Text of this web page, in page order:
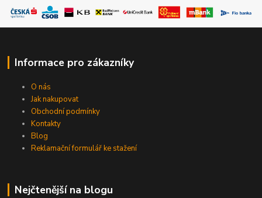
Informace pro zákazníky
O nás
Jak nakupovat
Obchodní podmínky
Kontakty
Blog
Reklamační formulář ke stažení
Nejčtenější na blogu